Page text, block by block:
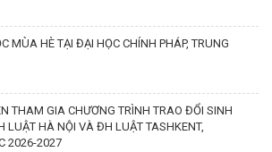
MÙA HÈ TẠI ĐẠI HỌC CHÍNH PHÁP, TRUNG
THAM GIA CHƯƠNG TRÌNH TRAO ĐỔI SINH
LUẬT HÀ NỘI VÀ ĐH LUẬT TASHKENT,
2026-2027